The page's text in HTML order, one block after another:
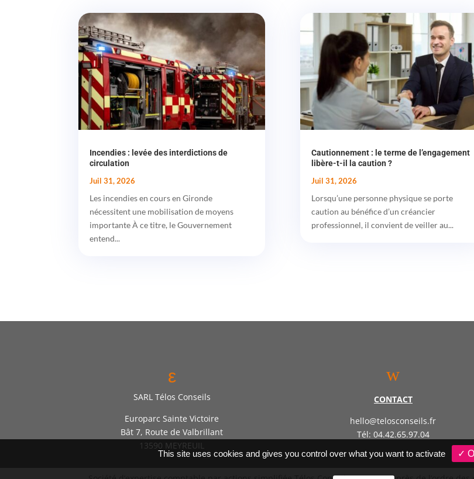
Incendies : levée des interdictions de
circulation
Juil 31, 2026
Les incendies en cours en Gironde
nécessitent une mobilisation de moyens
importante À ce titre, le Gouvernement
entend...
Cautionnement : le terme de l’engagement
libère-t-il la caution ?
Juil 31, 2026
Lorsqu’une personne physique se porte
caution au bénéfice d’un créancier
professionnel, il convient de veiller au...
ε
SARL Télos Conseils
Europarc Sainte Victoire
Bât 7, Route de Valbrillant
13590 MEYREUIL
w
CONTACT
hello@telosconseils.fr
Tél: 04.42.65.97.04
This site uses cookies and gives you control over what you want to activate ✓